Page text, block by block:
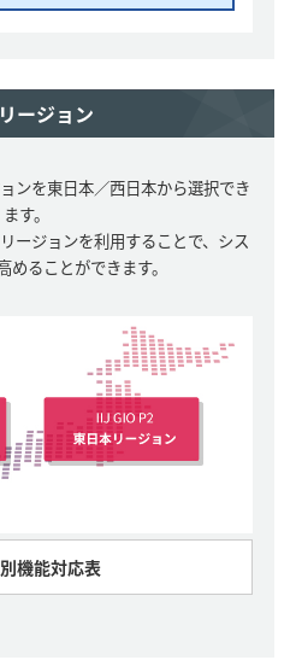
ージョン
ンを東日本／西日本から選択でき
ます。
ージョンを利用することで、シス
めることができます。
機能対応表